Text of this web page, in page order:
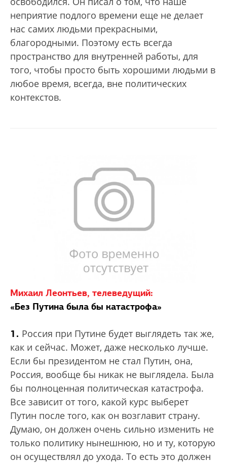
неприятие подлого времени еще не делает
нас самих людьми прекрасными,
благородными. Поэтому есть всегда
пространство для внутренней работы, для
того, чтобы просто быть хорошими людьми в
любое время, всегда, вне политических
контекстов.
Михаил Леонтьев, телеведущий:
«Без Путина была бы катастрофа»
1. Россия при Путине будет выглядеть так же,
как и сейчас. Может, даже несколько лучше.
Если бы президентом не стал Путин, она,
Россия, вообще бы никак не выглядела. Была
бы полноценная политическая катастрофа.
Все зависит от того, какой курс выберет
Путин после того, как он возглавит страну.
Думаю, он должен очень сильно изменить не
только политику нынешнюю, но и ту, которую
он осуществлял до ухода. То есть это должен